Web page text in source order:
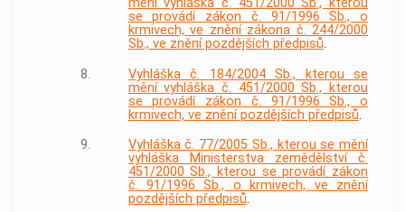
se provádí zákon č. 91/1996 Sb., o
krmivech, ve znění zákona č. 244/2000
Sb., ve znění pozdějších předpisů.
8.
Vyhláška č. 184/2004 Sb., kterou se
mění vyhláška č. 451/2000 Sb., kterou
se provádí zákon č. 91/1996 Sb., o
krmivech, ve znění pozdějších předpisů.
9.
Vyhláška č. 77/2005 Sb., kterou se mění
vyhláška Ministerstva zemědělství č.
451/2000 Sb., kterou se provádí zákon
č. 91/1996 Sb., o krmivech, ve znění
pozdějších předpisů.